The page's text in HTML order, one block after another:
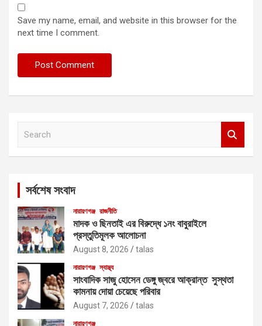
Save my name, email, and website in this browser for the
next time I comment.
সর্বশেষ সংবাদ
নারায়ণগঞ্জ রাজনীতি
মাদক ও ছিনতাই এর বিরুদ্ধে ১নং বাবুরাইলে
প্রস্তুতিমূলক আলোচনা
August 8, 2026 talas
নারায়ণগঞ্জ স্বাস্থ্য
সাংবাদিক সাজু হোসেন ডেঙ্গু জ্বরে আক্রান্ত সুস্থতা
কামনায় দোয়া চেয়েছে পরিবার
August 7, 2026 talas
নারায়ণগঞ্জ